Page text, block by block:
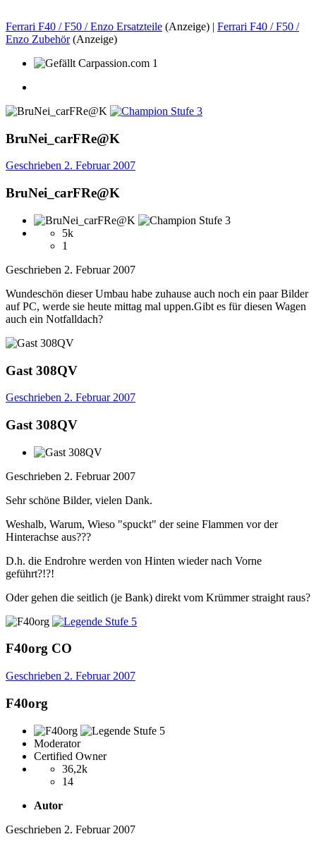
Ferrari F40 / F50 / Enzo Ersatzteile (Anzeige) | Ferrari F40 / F50 /
Enzo Zubehör(Anzeige)
1
BruNei_carFRe@K
Geschrieben 2. Februar 2007
BruNei_carFRe@K
5k
1
Geschrieben 2. Februar 2007
Wundeschön dieser Umbau habe zuhause auch noch ein paar Bilder
auf PC, werde sie heute mittag mal uppen.Gibt es für diesen Wagen
auch ein Notfalldach?
Gast 308QV
Geschrieben 2. Februar 2007
Gast 308QV
Geschrieben 2. Februar 2007
Sehr schöne Bilder, vielen Dank.
Weshalb, Warum, Wieso "spuckt" der seine Flammen vor der
Hinterachse aus???
D.h. die Endrohre werden von Hinten wieder nach Vorne
geführt?!?!
Oder gehen die seitlich (je Bank) direkt vom Krümmer straight raus?
F40org CO
Geschrieben 2. Februar 2007
F40org
Moderator
Certified Owner
36,2k
14
Autor
Geschrieben 2. Februar 2007